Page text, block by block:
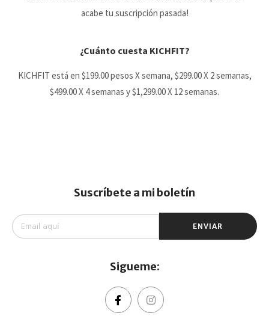
acabe tu suscripción pasada!
¿Cuánto cuesta KICHFIT?
KICHFIT está en $199.00 pesos X semana, $299.00 X 2 semanas,
$499.00 X 4 semanas y $1,299.00 X 12 semanas.
Suscríbete a mi boletín
ENVIAR
Sigueme: